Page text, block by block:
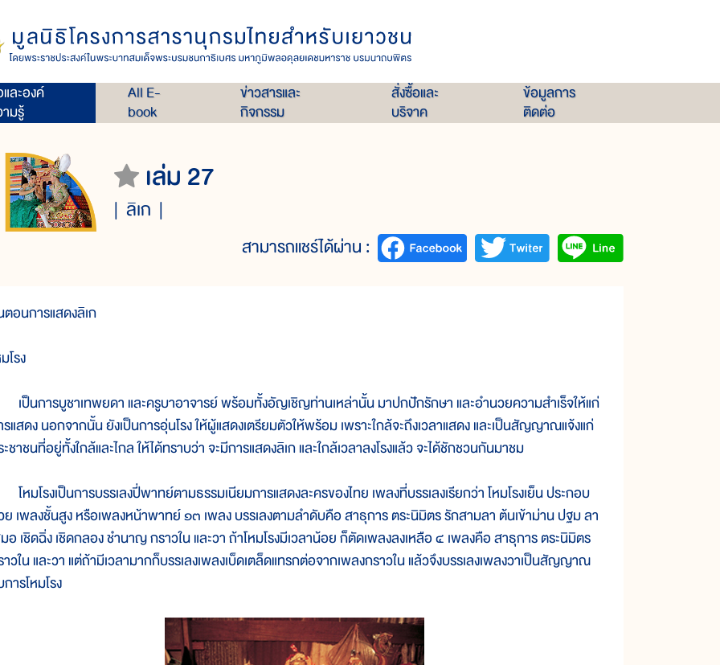
ละองค์
มรู้
All E-
book
ข่าวสารและ
กิจกรรม
สั่งซื้อและ
บริจาค
ข้อมูลการ
ติดต่อ
เล่ม 27
ลิเก
สามารถแชร์ได้ผ่าน :
อนการแสดงลิเก
โรง
นการบูชาเทพยดา และครูบาอาจารย์ พร้อมทั้งอัญเชิญท่านเหล่านั้น มาปกปักรักษา และอำนวยความสำเร็จให้แก่
แสดง นอกจากนั้น ยังเป็นการอุ่นโรง ให้ผู้แสดงเตรียมตัวให้พร้อม เพราะใกล้จะถึงเวลาแสดง และเป็นสัญญาณแจ้งแก่
ชาชนที่อยู่ทั้งใกล้และไกล ให้ได้ทราบว่า จะมีการแสดงลิเก และใกล้เวลาลงโรงแล้ว จะได้ชักชวนกันมาชม
โรงเป็นการบรรเลงปี่พาทย์ตามธรรมเนียมการแสดงละครของไทย เพลงที่บรรเลงเรียกว่า โหมโรงเย็น ประกอบ
เพลงชั้นสูง หรือเพลงหน้าพาทย์ ๑๓ เพลง บรรเลงตามลำดับคือ สาธุการ ตระนิมิตร รักสามลา ต้นเข้าม่าน ปฐม ลา
อ เชิดฉิ่ง เชิดกลอง ชำนาญ กราวใน และวา ถ้าโหมโรงมีเวลาน้อย ก็ตัดเพลงลงเหลือ ๔ เพลงคือ สาธุการ ตระนิมิตร
วใน และวา แต่ถ้ามีเวลามากก็บรรเลงเพลงเบ็ดเตล็ดแทรกต่อจากเพลงกราวใน แล้วจึงบรรเลงเพลงวาเป็นสัญญาณ
ารโหมโรง